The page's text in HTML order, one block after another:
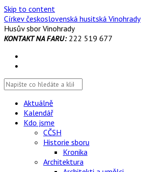
Skip to content
Církev československá husitská Vinohrady
Husův sbor Vinohrady
KONTAKT NA FARU:222 519 677
Aktuálně
Kalendář
Kdo jsme
CČSH
Historie sboru
Kronika
Architektura